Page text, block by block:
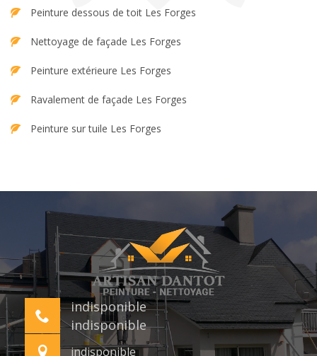
Peinture dessous de toit Les Forges
Nettoyage de façade Les Forges
Peinture extérieure Les Forges
Ravalement de façade Les Forges
Peinture sur tuile Les Forges
indisponible
indisponible
indisponible